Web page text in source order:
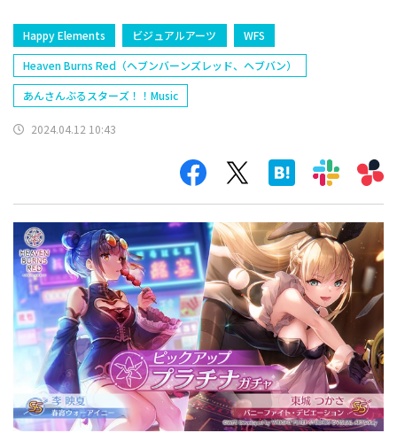
Happy Elements ビジュアルアーツ
WFS
Heaven Burns Red（ヘブンバーンズレッド、ヘブバン）
あんさんぶるスターズ！！Music
2024.04.12 10:43